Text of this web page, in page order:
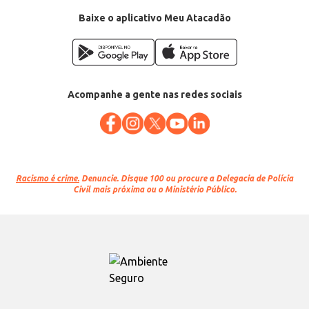
Baixe o aplicativo Meu Atacadão
Acompanhe a gente nas redes sociais
Racismo é crime. Denuncie. Disque 100 ou procure a Delegacia de Polícia
Civil mais próxima ou o Ministério Público.